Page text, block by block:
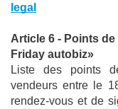
legal
Article 6 - Points
Friday autobiz»
Liste des points
vendeurs entre le
rendez-vous et de